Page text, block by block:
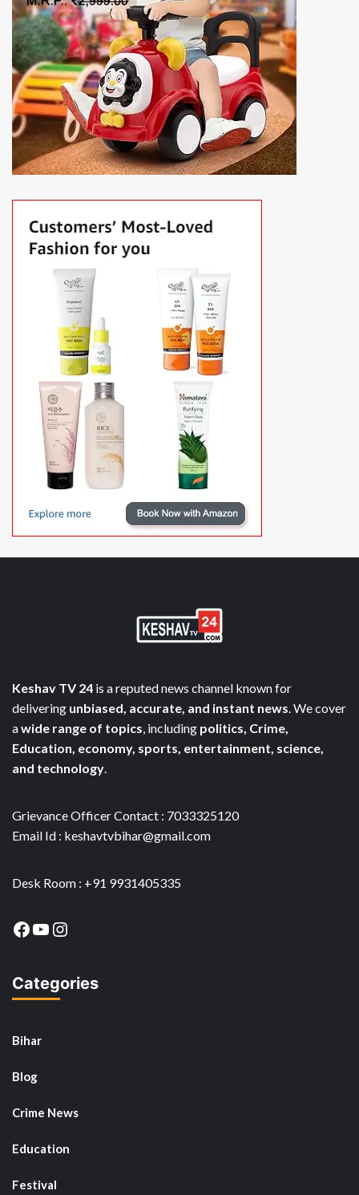
Keshav TV 24 is a reputed news channel known for
delivering unbiased, accurate, and instant news. We cover
awide range of topics, including politics, Crime,
Education, economy, sports, entertainment, science,
and technology.
Grievance Officer Contact : 7033325120
Email Id : keshavtvbihar@gmail.com
Desk Room : +91 9931405335
Facebook
YouTube
Instagram
Categories
Bihar
Blog
Crime News
Education
Festival